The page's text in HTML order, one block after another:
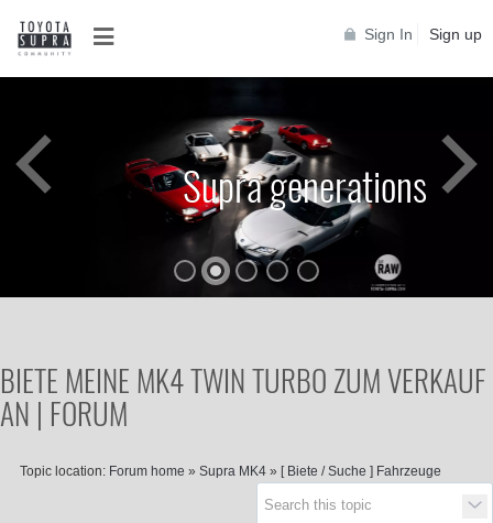
Sign In Sign up
Supra generations
BIETE MEINE MK4 TWIN TURBO ZUM VERKAUF
AN | FORUM
Topic location: Forum home » Supra MK4 » [ Biete / Suche ] Fahrzeuge